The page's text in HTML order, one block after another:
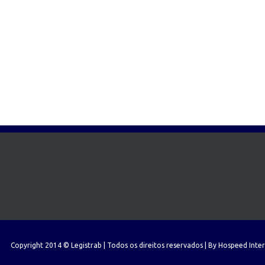
Copyright 2014 © Legistrab | Todos os direitos reservados | By Hospeed